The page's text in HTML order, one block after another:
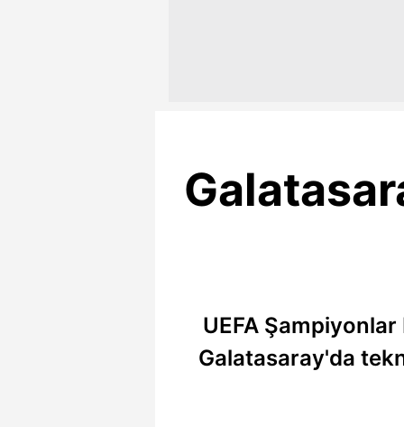
UEFA Şampiyonlar
Galatasaray'da